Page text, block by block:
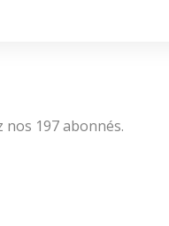
197 abonnés.